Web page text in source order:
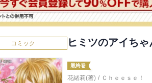
コミック ヒミツのアイちゃ
最終巻
花緒莉(著) / Ｃｈｅｅｓｅ！